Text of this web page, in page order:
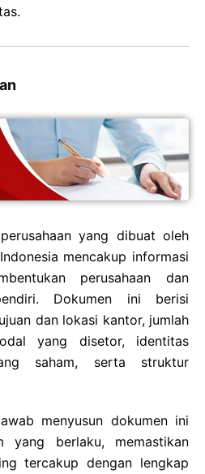
yang dibuat oleh
mencakup informasi
perusahaan dan
Dokumen ini berisi
dan lokasi kantor, jumlah
yang disetor, identitas
saham, serta struktur
menyusun dokumen ini
yang berlaku, memastikan
tercakup dengan lengkap